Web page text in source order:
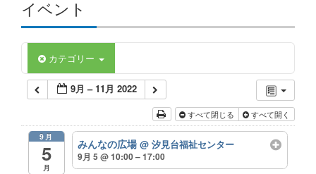
イベント
カテゴリー
9月 – 11月 2022
すべて閉じる すべて開く
9月
5
月
みんなの広場@ 汐見台福祉センター
9月 5 @ 10:00 – 17:00